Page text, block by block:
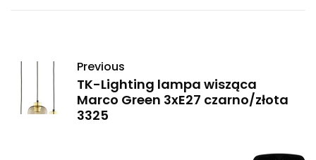
Previous
TK-Lighting lampa wisząca
Marco Green 3xE27 czarno/złota
3325